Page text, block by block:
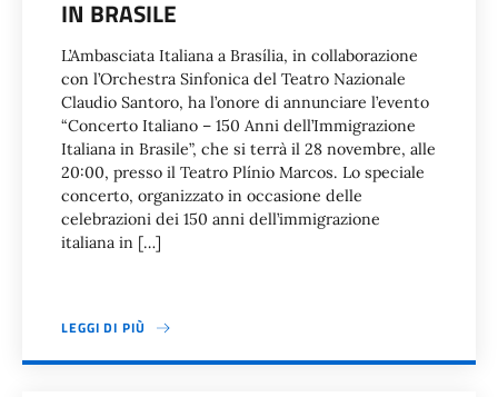
IN BRASILE
L’Ambasciata Italiana a Brasília, in collaborazione
con l’Orchestra Sinfonica del Teatro Nazionale
Claudio Santoro, ha l’onore di annunciare l’evento
“Concerto Italiano – 150 Anni dell’Immigrazione
Italiana in Brasile”, che si terrà il 28 novembre, alle
20:00, presso il Teatro Plínio Marcos. Lo speciale
concerto, organizzato in occasione delle
celebrazioni dei 150 anni dell’immigrazione
italiana in […]
LEGGI DI PIÙ